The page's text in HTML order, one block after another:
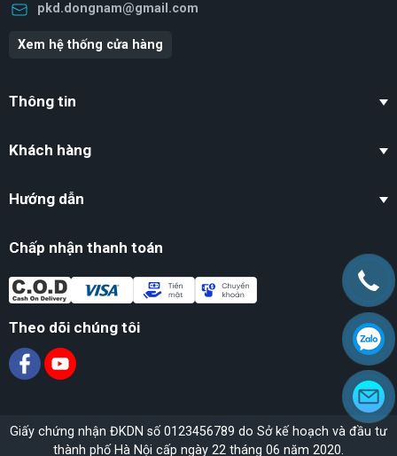
pkd.dongnam@gmail.com
Xem hệ thống cửa hàng
Thông tin
Khách hàng
Hướng dẫn
Chấp nhận thanh toán
Theo dõi chúng tôi
Giấy chứng nhận ĐKDN số 0123456789 do Sở kế hoạch và đầu tư
thành phố Hà Nội cấp ngày 22 tháng 06 năm 2020.